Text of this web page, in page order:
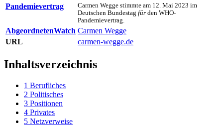
Pandemie­vertrag
Carmen Wegge stimmte am 12. Mai 2023 im
Deutschen Bundes­tag für den WHO-
Pandemievertrag.
AbgeordnetenWatch Carmen Wegge
URL
carmen-wegge.de
Inhaltsverzeichnis
1 Berufliches
2 Politisches
3 Positionen
4 Privates
5 Netzverweise